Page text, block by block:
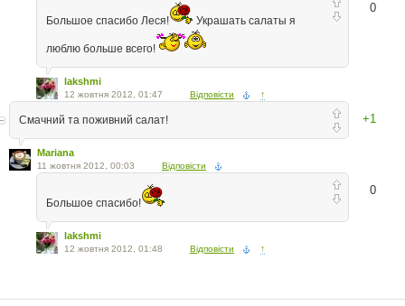
0
Большое спасибо Леся! Украшать салаты я
люблю больше всего!
lakshmi
12 жовтня 2012, 01:47 Відповісти ↑
+1
Смачний та поживний салат!
Mariana
11 жовтня 2012, 00:03 Відповісти
0
Большое спасибо!
lakshmi
12 жовтня 2012, 01:48 Відповісти ↑